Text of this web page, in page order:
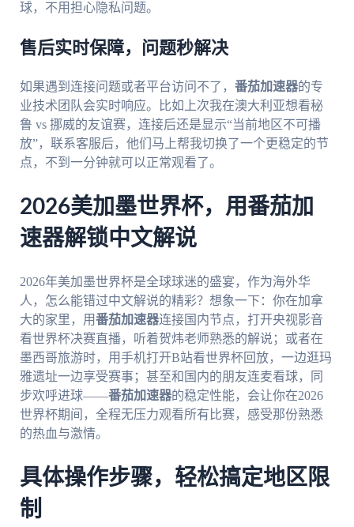
球，不用担心隐私问题。
售后实时保障，问题秒解决
如果遇到连接问题或者平台访问不了， 番茄加速器的专
业技术团队会实时响应。比如上次我在澳大利亚想看秘
鲁 vs 挪威的友谊赛，连接后还是显示“当前地区不可播
放”，联系客服后，他们马上帮我切换了一个更稳定的节
点，不到一分钟就可以正常观看了。
2026美加墨世界杯，用番茄加
速器解锁中文解说
2026年美加墨世界杯是全球球迷的盛宴，作为海外华
人，怎么能错过中文解说的精彩？想象一下：你在加拿
大的家里，用番茄加速器连接国内节点，打开央视影音
看世界杯决赛直播，听着贺炜老师熟悉的解说；或者在
墨西哥旅游时，用手机打开B站看世界杯回放，一边逛玛
雅遗址一边享受赛事；甚至和国内的朋友连麦看球，同
步欢呼进球——番茄加速器的稳定性能，会让你在2026
世界杯期间，全程无压力观看所有比赛，感受那份熟悉
的热血与激情。
具体操作步骤，轻松搞定地区限
制